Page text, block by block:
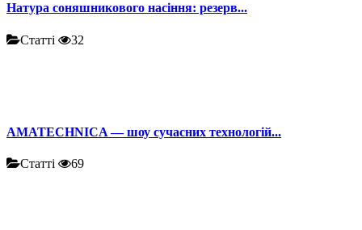
Натура соняшникового насіння: резерв...
Статті 32
AMATECHNICA — шоу сучасних технологій...
Статті 69